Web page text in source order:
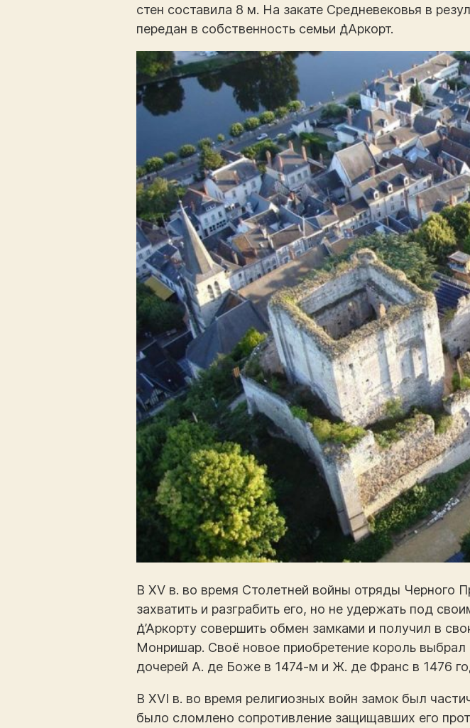
стен составила 8 м. На закате Средневековья в
передан в собственность семьи д͗Аркорт.
В XV в. во время Столетней войны отряды Черного
захватить и разграбить его, но не удержать под
д͗’Аркорту совершить обмен замками и получил в
Монришар. Своё новое приобретение король
дочерей А. де Боже в 1474-м и Ж. де Франс в 1476
В XVI в. во время религиозных войн замок был
было сломлено сопротивление защищавших его